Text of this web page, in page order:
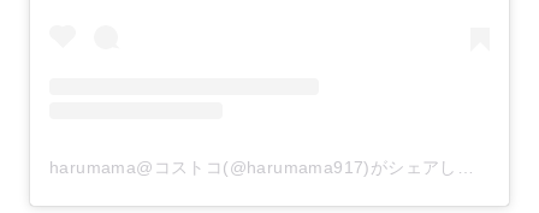
harumama@コストコ(@harumama917)がシェアした投稿